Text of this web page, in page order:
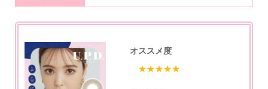
オススメ度
★★★★★